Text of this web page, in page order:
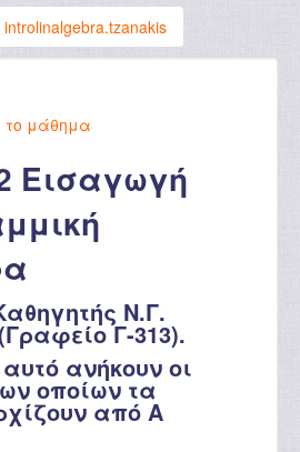
introlinalgebra.tzanakis
το μάθημα
Εισαγωγή
Ν.Γ.
Γ-313).
ανήκουν οι
οποίων τα
από Α